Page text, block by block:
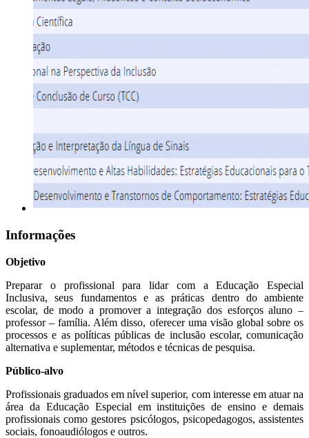
Informações
Objetivo
Preparar o profissional para lidar com a Educação Especial
Inclusiva, seus fundamentos e as práticas dentro do ambiente
escolar, de modo a promover a integração dos esforços aluno –
professor – família. Além disso, oferecer uma visão global sobre os
processos e as políticas públicas de inclusão escolar, comunicação
alternativa e suplementar, métodos e técnicas de pesquisa.
Público-alvo
Profissionais graduados em nível superior, com interesse em atuar na
área da Educação Especial em instituições de ensino e demais
profissionais como gestores psicólogos, psicopedagogos, assistentes
sociais, fonoaudiólogos e outros.